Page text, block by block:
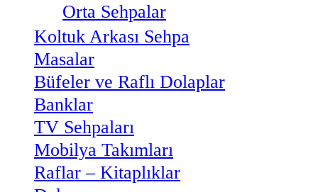
Orta Sehpalar
Koltuk Arkası Sehpa
Masalar
Büfeler ve Raflı Dolaplar
Banklar
TV Sehpaları
Mobilya Takımları
Raflar – Kitaplıklar